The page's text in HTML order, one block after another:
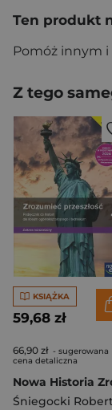
Ten produkt
Pomóż innym
Z tego
KSIĄŻKA
59,68 zł
66,90 zł - sugerowana
cena detaliczna
Śniegocki